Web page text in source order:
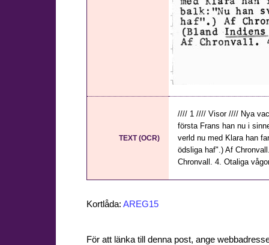
TEXT (OCR)
//// 1 //// Visor //// Nya
första Frans han nu i
verld nu med Klara han
ödsliga haf".) Af
Chronvall. 4. Otaliga
Kortlåda: AREG15
För att länka till denna post, ange